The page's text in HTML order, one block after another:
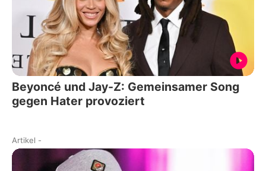
Beyoncé und Jay-Z: Gemeinsamer Song
gegen Hater provoziert
Artikel -